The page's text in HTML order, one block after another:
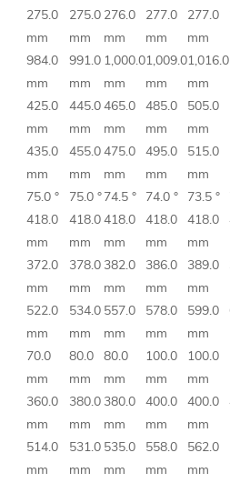
275.0
mm
275.0
mm
276.0
mm
277.0
mm
277.0
mm
984.0
mm
991.0
mm
1,000.0
mm
1,009.0
mm
1,016.0
mm
425.0
mm
445.0
mm
465.0
mm
485.0
mm
505.0
mm
435.0
mm
455.0
mm
475.0
mm
495.0
mm
515.0
mm
75.0 ° 75.0 °74.5 ° 74.0 ° 73.5 °
418.0
mm
418.0
mm
418.0
mm
418.0
mm
418.0
mm
372.0
mm
378.0
mm
382.0
mm
386.0
mm
389.0
mm
522.0
mm
534.0
mm
557.0
mm
578.0
mm
599.0
mm
70.0
mm
80.0
mm
80.0
mm
100.0
mm
100.0
mm
360.0
mm
380.0
mm
380.0
mm
400.0
mm
400.0
mm
514.0
mm
531.0
mm
535.0
mm
558.0
mm
562.0
mm